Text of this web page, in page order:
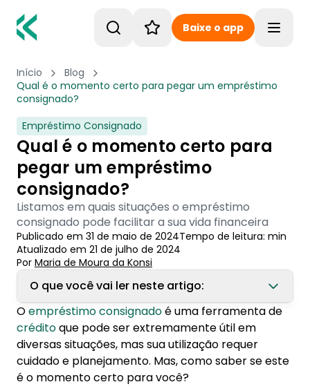
Baixe o app
Início
Blog
Qual é o momento certo para pegar um empréstimo
consignado?
Empréstimo Consignado
Qual é o momento certo para
pegar um empréstimo
consignado?
Listamos em quais situações o empréstimo
consignado pode facilitar a sua vida financeira
Publicado em 31 de maio de 2024Tempo de leitura: min
Atualizado em 21 de julho de 2024
Por Maria de Moura da Konsi
O que você vai ler neste artigo:
1. Quando vale a pena pegar um empréstimo
consignado?
1.1. Consolidação de dívidas
1.2. Financiamento de gastos planejados
Oempréstimo consignadoé uma ferramenta de
créditoque pode ser extremamente útil em
diversas situações, mas sua utilização requer
cuidado e planejamento. Mas, como saber se este
é o momento certo para você?